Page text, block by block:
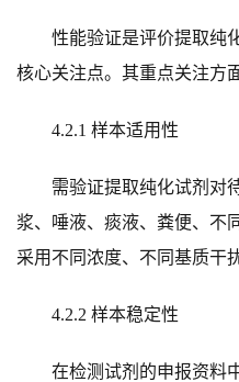
性能验证是评价提取纯化
核心关注点。其重点关注方
4.2.1 样本适用性
需验证提取纯化试剂对待
浆、唾液、痰液、粪便、不
采用不同浓度、不同基质干
4.2.2 样本稳定性
在检测试剂的申报资料中